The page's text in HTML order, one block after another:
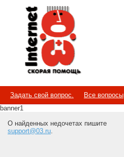
Internet
Скорая помощь
Задать свой вопрос. Все вопросы
banner1
О найденных недочетах пишите
support@03.ru.